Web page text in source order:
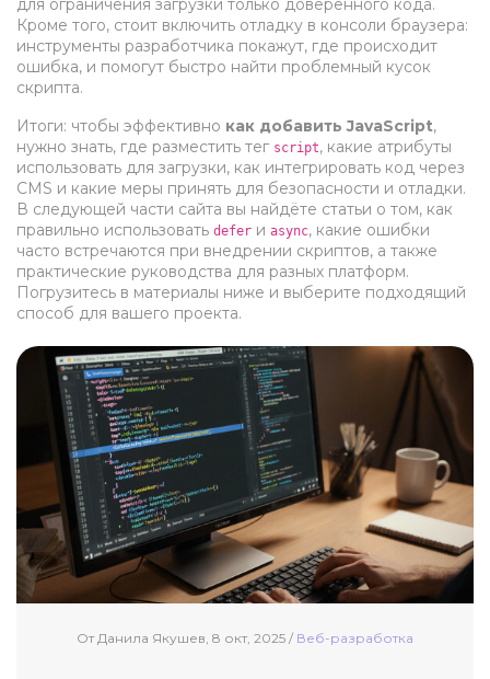
для ограничения загрузки только доверенного кода.
Кроме того, стоит включить отладку в консоли браузера:
инструменты разработчика покажут, где происходит
ошибка, и помогут быстро найти проблемный кусок
скрипта.
Итоги: чтобы эффективно как добавить JavaScript,
нужно знать, где разместить тег script, какие атрибуты
использовать для загрузки, как интегрировать код через
CMS и какие меры принять для безопасности и отладки.
В следующей части сайта вы найдёте статьи о том, как
правильно использовать defer и async, какие ошибки
часто встречаются при внедрении скриптов, а также
практические руководства для разных платформ.
Погрузитесь в материалы ниже и выберите подходящий
способ для вашего проекта.
От Данила Якушев, 8 окт, 2025 / Веб-разработка